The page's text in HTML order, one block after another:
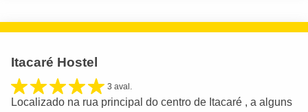
Itacaré Hostel
3 aval.
Localizado na rua principal do centro de Itacaré , a alguns